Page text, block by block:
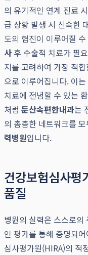
의 유기적인 연계 진료
급 상황 발생 시 신속한
도의 협진이 이루어질
사 후 수술적 치료가 필
지를 고려하여 가장 적
으로 이루어집니다. 이
치료에 전념할 수 있는
처럼 둔산속편한내과는
의 촘촘한 네트워크를
력병원입니다.
건강보험심사평
품질
병원의 실력은 스스로의
인 평가를 통해 증명되
심사평가원(HIRA)의 적